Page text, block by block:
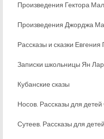
Произведения Гектора
Произведения Джорджа
Рассказы и сказки
Записки школьницы Ян
Кубанские сказы
Носов. Рассказы для детей
Сутеев. Рассказы для детей